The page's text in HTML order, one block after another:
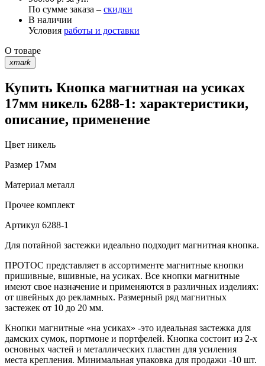
По сумме заказа – скидки
В наличии
Условия работы и доставки
О товаре
xmark
Купить Кнопка магнитная на усиках
17мм никель 6288-1: характеристики,
описание, применение
Цвет никель
Размер 17мм
Материал металл
Прочее комплект
Артикул 6288-1
Для потайной застежки идеально подходит магнитная кнопка.
ПРОТОС представляет в ассортименте магнитные кнопки
пришивные, вшивные, на усиках. Все кнопки магнитные
имеют свое назначение и применяются в различных изделиях:
от швейных до рекламных. Размерный ряд магнитных
застежек от 10 до 20 мм.
Кнопки магнитные «на усиках» -это идеальная застежка для
дамских сумок, портмоне и портфелей. Кнопка состоит из 2-х
основных частей и металлических пластин для усиления
места крепления. Минимальная упаковка для продажи -10 шт.